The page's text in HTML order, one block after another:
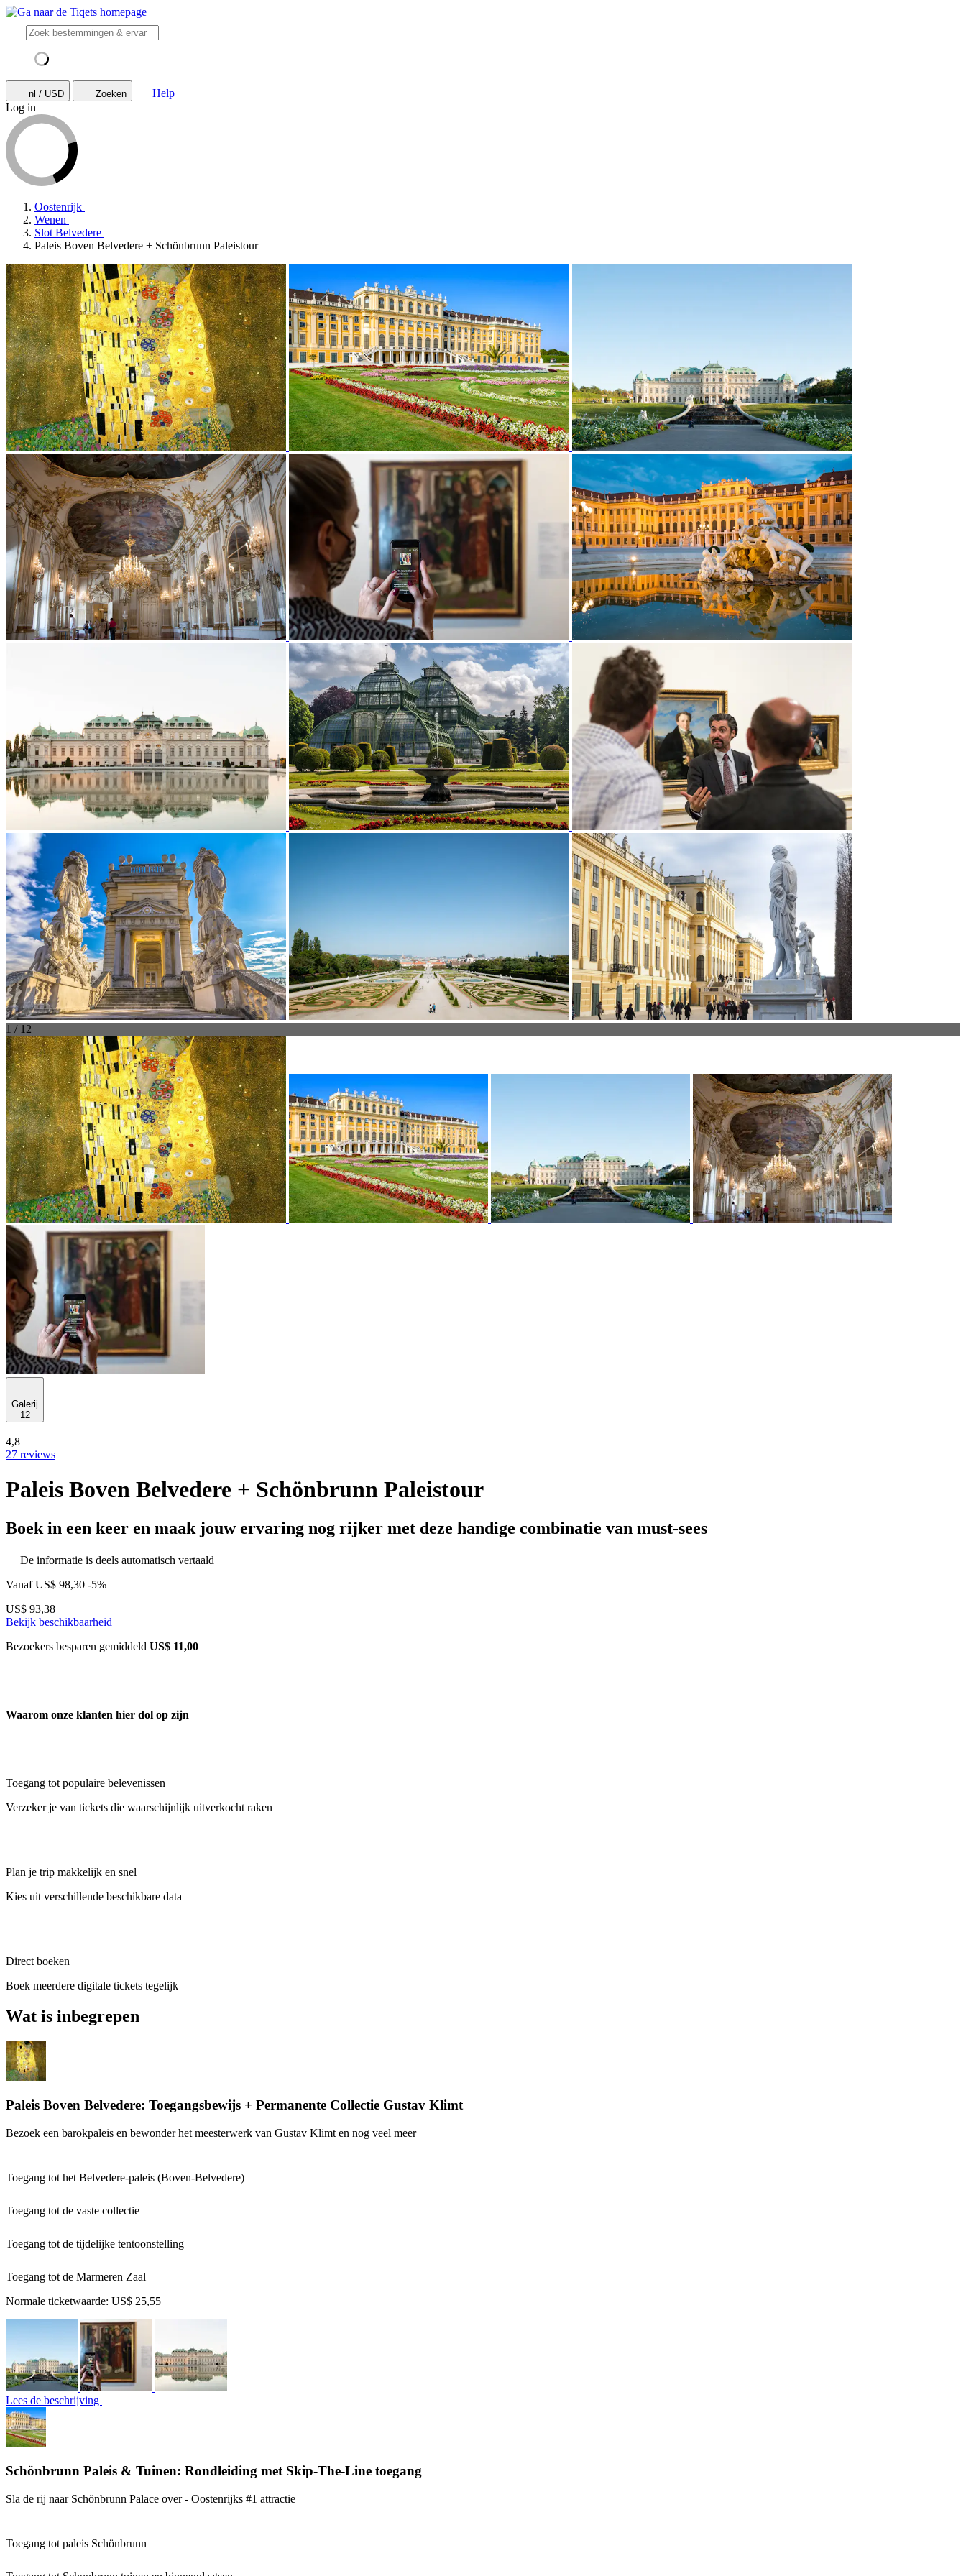
nl / USD Zoeken
Help
Log in
Oostenrijk
Wenen
Slot Belvedere
Paleis Boven Belvedere + Schönbrunn Paleistour
1 / 12
Galerij
12
4,8
27 reviews
Paleis Boven Belvedere + Schönbrunn Paleistour
Boek in een keer en maak jouw ervaring nog rijker met deze handige combinatie van must-sees
De informatie is deels automatisch vertaald
VanafUS$ 98,30 -5%
US$ 93,38
Bekijk beschikbaarheid
Bezoekers besparen gemiddeld US$ 11,00
Waarom onze klanten hier dol op zijn
Toegang tot populaire belevenissen
Verzeker je van tickets die waarschijnlijk uitverkocht raken
Plan je trip makkelijk en snel
Kies uit verschillende beschikbare data
Direct boeken
Boek meerdere digitale tickets tegelijk
Wat is inbegrepen
Paleis Boven Belvedere: Toegangsbewijs + Permanente Collectie Gustav Klimt
Bezoek een barokpaleis en bewonder het meesterwerk van Gustav Klimt en nog veel meer
Toegang tot het Belvedere-paleis (Boven-Belvedere)
Toegang tot de vaste collectie
Toegang tot de tijdelijke tentoonstelling
Toegang tot de Marmeren Zaal
Normale ticketwaarde: US$ 25,55
Lees de beschrijving
Schönbrunn Paleis & Tuinen: Rondleiding met Skip-The-Line toegang
Sla de rij naar Schönbrunn Palace over - Oostenrijks #1 attractie
Toegang tot paleis Schönbrunn